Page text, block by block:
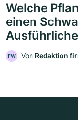
Welche
einen
FW Von Redaktion